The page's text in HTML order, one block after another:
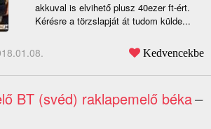
akkuval is elvihető plusz 40ezer ft-ért.
Kérésre a törzslapját át tudom külde...
Kedvencekbe
BT (svéd) raklapemelő béka–